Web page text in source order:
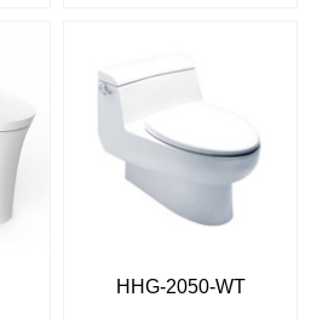
HHG-2050-WT